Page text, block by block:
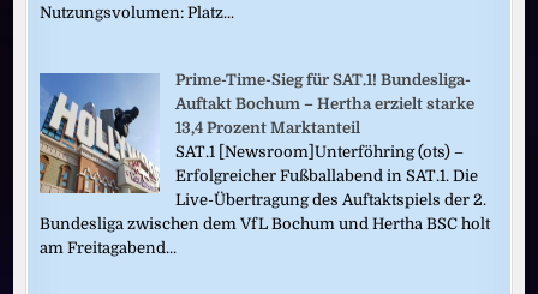
Nutzungsvolumen: Platz...
Prime-Time-Sieg für SAT.1! Bundesliga-
Auftakt Bochum – Hertha erzielt starke
13,4 Prozent Marktanteil
SAT.1 [Newsroom]Unterföhring (ots) –
Erfolgreicher Fußballabend in SAT.1. Die
Live-Übertragung des Auftaktspiels der 2.
Bundesliga zwischen dem VfL Bochum und Hertha BSC holt
am Freitagabend...